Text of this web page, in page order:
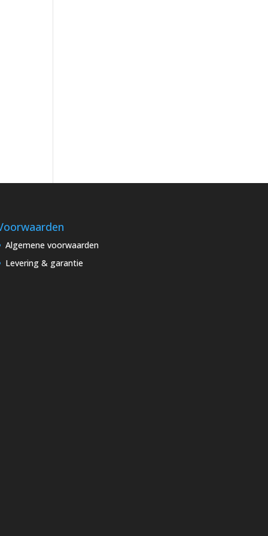
Algemene voorwaarden
Levering & garantie